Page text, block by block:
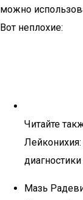
можно
Вот неплохие:
Читайте
Мазь